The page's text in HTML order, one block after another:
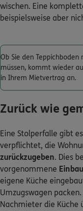
wischen. Eine
beispielsweise aber
Ob Sie den
müssen, kommt wieder
in Ihrem Mietvertrag an.
Zurück wie
Eine Stolperfalle gibt
verpflichtet, die
zurückzugeben. Dies
vorgenommene
eigene Küche
Umzugswagen
Nachmieter die Küche